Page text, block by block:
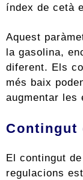
índex de cetà
Aquest
la gasolina,
diferent. Els
més baix
augmentar les
Contingut
El contingut
regulacions